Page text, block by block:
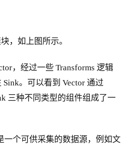
，如上图所示。
，经过一些 Transforms 逻辑
。可以看到 Vector 通过
三种不同类型的组件组成了一
一个可供采集的数据源，例如文